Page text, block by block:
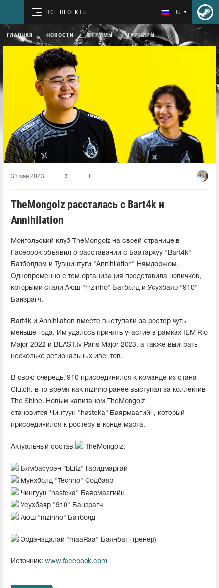
ВСЕ ПРОЕКТЫ RU
ГЛАВНАЯ НОВОСТИ СТРИМЫ ТУРНИРЫ
31 мая 2023 3 1
TheMongolz рассталась с Bart4k и
Annihilation
Монгольский клуб TheMongolz на своей странице в
Facebook объявил о расставании с Баатархуу "Bart4k"
Батболдом и Тувшинтуги "Annihilation" Нямдоржом.
Одновременно с тем организация представила новичков,
которыми стали Аюш "mzinho" Батболд и Усухбаяр "910"
Банзрагч.
Bart4k и Annihilation вместе выступали за ростер чуть
меньше года. Им удалось принять участие в рамках IEM Rio
Major 2022 и BLAST.tv Paris Major 2023, а также выиграть
несколько региональных ивентов.
В свою очередь, 910 присоединился к команде из стана
Clutch, в то время как mzinho ранее выступал за коллектив
The Shine. Новым капитаном TheMongolz
становится Чингуун "hasteka" Баярмаагийн, который
присоединился к ростеру в конце марта.
Актуальный состав TheMongolz:
Бямбасурэн "bLitz" Гаридмаргай
Мунхболд "Techno" Содбаяр
Чингуун "hasteka" Баярмаагийн
Усухбаяр "910" Банзрагч
Аюш "mzinho" Батболд
Эрдэнэдалай "maaRaa" Баянбат (тренер)
Источник: www.facebook.com